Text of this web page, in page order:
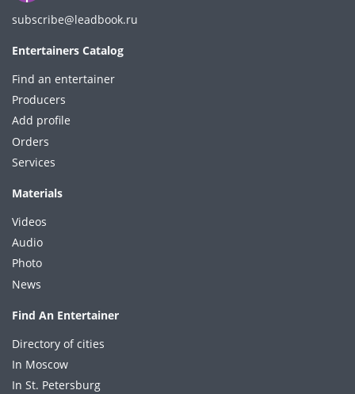
subscribe@leadbook.ru
Entertainers Catalog
Find an entertainer
Producers
Add profile
Orders
Services
Materials
Videos
Audio
Photo
News
Find An Entertainer
Directory of cities
In Moscow
In St. Petersburg